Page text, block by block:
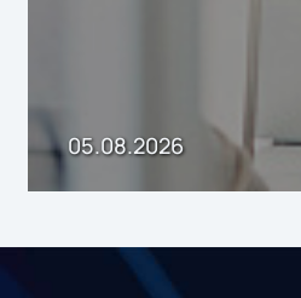
05.08.2026